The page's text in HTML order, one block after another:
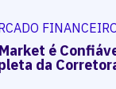
é
da